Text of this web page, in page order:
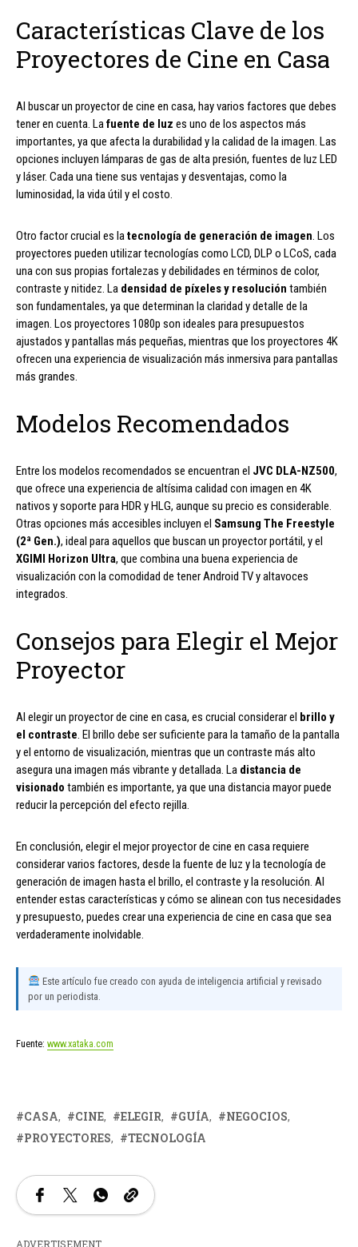
Características Clave de los
Proyectores de Cine en Casa
Al buscar un proyector de cine en casa, hay varios factores que debes
tener en cuenta. La fuente de luz es uno de los aspectos más
importantes, ya que afecta la durabilidad y la calidad de la imagen. Las
opciones incluyen lámparas de gas de alta presión, fuentes de luz LED
y láser. Cada una tiene sus ventajas y desventajas, como la
luminosidad, la vida útil y el costo.
Otro factor crucial es la tecnología de generación de imagen . Los
proyectores pueden utilizar tecnologías como LCD, DLP o LCoS, cada
una con sus propias fortalezas y debilidades en términos de color,
contraste y nitidez. La densidad de píxeles y resolución también
son fundamentales, ya que determinan la claridad y detalle de la
imagen. Los proyectores 1080p son ideales para presupuestos
ajustados y pantallas más pequeñas, mientras que los proyectores 4K
ofrecen una experiencia de visualización más inmersiva para pantallas
más grandes.
Modelos Recomendados
Entre los modelos recomendados se encuentran el JVC DLA-NZ500,
que ofrece una experiencia de altísima calidad con imagen en 4K
nativos y soporte para HDR y HLG, aunque su precio es considerable.
Otras opciones más accesibles incluyen el Samsung The Freestyle
(2ª Gen.), ideal para aquellos que buscan un proyector portátil, y el
XGIMI Horizon Ultra, que combina una buena experiencia de
visualización con la comodidad de tener Android TV y altavoces
integrados.
Consejos para Elegir el Mejor
Proyector
Al elegir un proyector de cine en casa, es crucial considerar el brillo y
el contraste . El brillo debe ser suficiente para la tamaño de la pantalla
y el entorno de visualización, mientras que un contraste más alto
asegura una imagen más vibrante y detallada. La distancia de
visionado también es importante, ya que una distancia mayor puede
reducir la percepción del efecto rejilla.
En conclusión, elegir el mejor proyector de cine en casa requiere
considerar varios factores, desde la fuente de luz y la tecnología de
generación de imagen hasta el brillo, el contraste y la resolución. Al
entender estas características y cómo se alinean con tus necesidades
y presupuesto, puedes crear una experiencia de cine en casa que sea
verdaderamente inolvidable.
Este artículo fue creado con ayuda de inteligencia artificial y revisado
por un periodista.
Fuente: www.xataka.com
CASA CINE ELEGIR GUÍA
NEGOCIOS
PROYECTORES
TECNOLOGÍA
ADVERTISEMENT